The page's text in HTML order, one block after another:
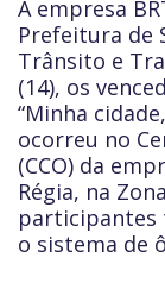
A empresa
Prefeitura de
Trânsito e
(14), os
“Minha
ocorreu no
(CCO) da
Régia, na
participantes
o sistema de